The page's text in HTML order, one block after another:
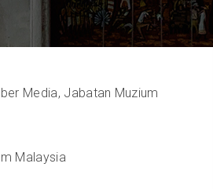
Media, Jabatan Muzium
Malaysia